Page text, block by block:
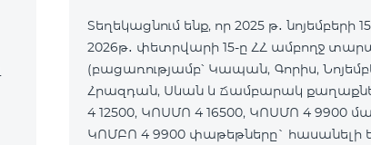
Տեղեկացնում ենք, որ 2025 թ․ նոյեմբերի
2026թ․ փետրվարի 15-ը ՀՀ ամբողջ
(բացառությամբ՝ Կապան, Գորիս,
Հրազդան, Սևան և Ճամբարակ
4 12500, ԿՈՍՄՈ 4 16500, ԿՈՍՄՈ 4 9900
ԿՈՄԲՈ 4 9900 փաթեթները` հասանելի